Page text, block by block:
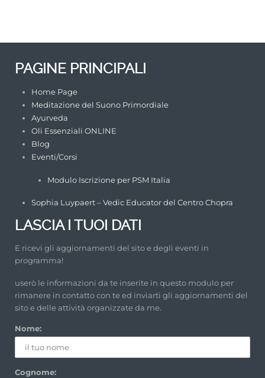
PAGINE PRINCIPALI
Home Page
Meditazione del Suono Primordiale
Ayurveda
Oli Essenziali ONLINE
Blog
Eventi/Corsi
Modulo Iscrizione per PSM Italia
Sophia Luypaert – Vedic Educator del Centro Chopra
LASCIA I TUOI DATI
E ricevi gli aggiornamenti del sito e degli eventi in
programma!
userò le informazioni da te inserite in questo modulo per
rimanere in contatto con te ed inviarti gli aggiornamenti del
sito e delle attività organizzate da me.
Nome:
Cognome: